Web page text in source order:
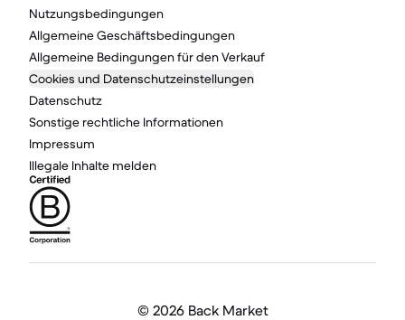
Nutzungsbedingungen
Allgemeine Geschäftsbedingungen
Allgemeine Bedingungen für den Verkauf
Cookies und Datenschutzeinstellungen
Datenschutz
Sonstige rechtliche Informationen
Impressum
Illegale Inhalte melden
© 2026 Back Market